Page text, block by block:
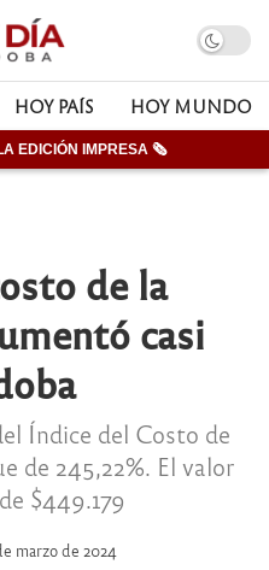
HOY PAÍS HOY MUNDO
EDICIÓN IMPRESA 🗞
de la
casi
Índice del Costo de
de 245,22%. El valor
$449.179
marzo de 2024